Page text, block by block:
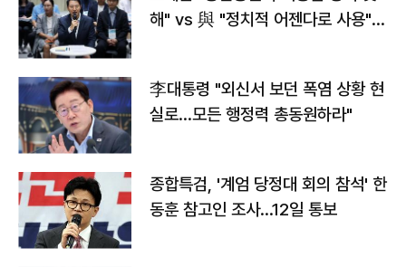
해" vs 與 "정치적 어젠다로 사용"
李대통령 "외신서 보던 폭염 상황 현
실로…모든 행정력 총동원하라"
종합특검, '계엄 당정대 회의 참석' 한
동훈 참고인 조사...12일 통보